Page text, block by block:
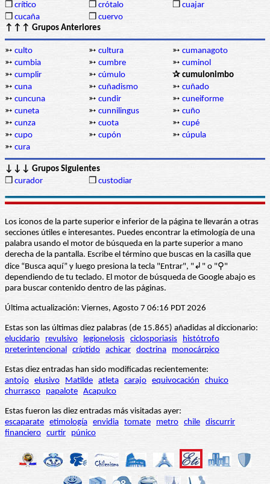
❒ crítico ❒ crótalo ❒ cuajar
❒ cucaña ❒ cuervo
↑↑↑ Grupos Anteriores
➳ culto ➳ cultura ➳ cumanagoto
➳ cumbia ➳ cumbre ➳ cuminol
➳ cumplir ➳ cúmulo
✰ cumulonimbo
➳ cuna ➳ cuñadismo ➳ cuñado
➳ cuncuna ➳ cundir ➳ cuneiforme
➳ cuneta ➳ cunnilingus ➳ cuño
➳ cunza ➳ cuota ➳ cupé
➳ cupo ➳ cupón ➳ cúpula
➳ cura
↓↓↓ Grupos Siguientes
❒ curador ❒ custodiar
Los iconos de la parte superior e inferior de la página te llevarán a otras
secciones útiles e interesantes. Puedes encontrar la etimología de una
palabra usando el motor de búsqueda en la parte superior a mano
derecha de la pantalla. Escribe el término que buscas en la casilla que
dice “Busca aquí” y luego presiona la tecla "Entrar", "↲" o "⚲"
dependiendo de tu teclado. El motor de búsqueda de Google abajo es
para buscar contenido dentro de las páginas.
Última actualización: Viernes, Agosto 7 06:16 PDT 2026
Estas son las últimas diez palabras (de 15.865) añadidas al diccionario:
elucidario
revulsivo legionelosis ciclosporiasis
histótrofo
preterintencional críptido achicar doctrina monocárpico
Estas diez entradas han sido modificadas recientemente:
antojo elusivo Matilde atleta carajo equivocación
chuico
churrasco
papalote Acapulco
Estas fueron las diez entradas más visitadas ayer:
escaparate etimología envidia tomate metro chile discurrir
financiero curtir púnico